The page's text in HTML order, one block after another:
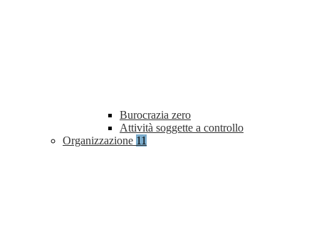
Burocrazia zero
Attività soggette a controllo
Organizzazione 11